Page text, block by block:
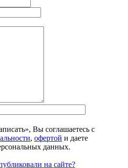
Вы соглашаетесь с
, офертой и даете
данных.
на сайте?